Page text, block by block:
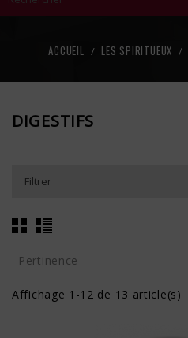
ACCUEIL LES SPIRITUEUX
DIGESTIFS
Filtrer
Pertinence
Affichage 1-12 de 13 article(s)